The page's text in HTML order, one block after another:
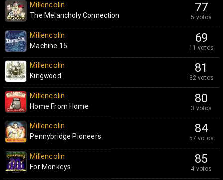
77
5 votos
Millencolin
The Melancholy Connection
69
11 votos
Millencolin
Machine 15
81
32 votos
Millencolin
Kingwood
80
3 votos
Millencolin
Home From Home
84
57 votos
Millencolin
Pennybridge Pioneers
85
4 votos
Millencolin
For Monkeys